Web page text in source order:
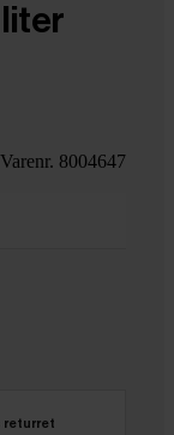
Varenr. 8004647
returret